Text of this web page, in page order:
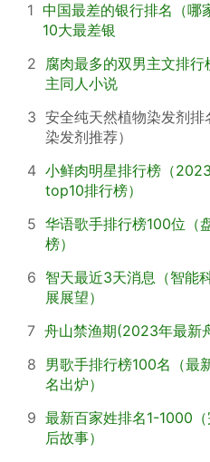
1 中国最差的银行排名（哪
10大最差银
2 腐肉最多的双男主文排
主同人小说
3 安全纯天然植物染发剂
染发剂推荐）
4 小鲜肉明星排行榜（
top10排行榜）
5 华语歌手排行榜100位（
榜）
6 智天最近3天消息（智能
展展望）
7 舟山禁渔期(2023年最新
8 男歌手排行榜100名（最
名出炉）
9 最新百家姓排名1-1000
后故事）